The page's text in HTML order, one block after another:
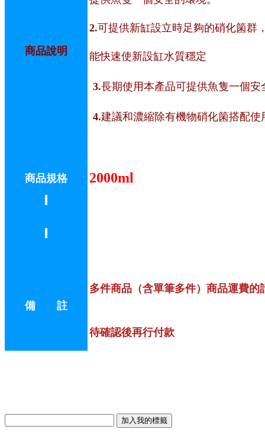
商品說明
2.可提供新缸設立時足夠的硝化箘群
能快速使新設缸水質穩定
3.長期使用本產品可提供魚隻一個
4.建議和濃縮除有機物硝化箘搭配使
商品規格 2000ml
備 註
多件商品（含單筆多件）商品運費的
待確認後再行付款